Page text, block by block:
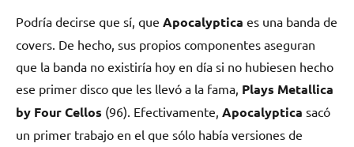
Podría decirse que sí, que Apocalyptica es una banda de
covers. De hecho, sus propios componentes aseguran
que la banda no existiría hoy en día si no hubiesen hecho
ese primer disco que les llevó a la fama, Plays Metallica
by Four Cellos (96). Efectivamente, Apocalyptica sacó
un primer trabajo en el que sólo había versiones de